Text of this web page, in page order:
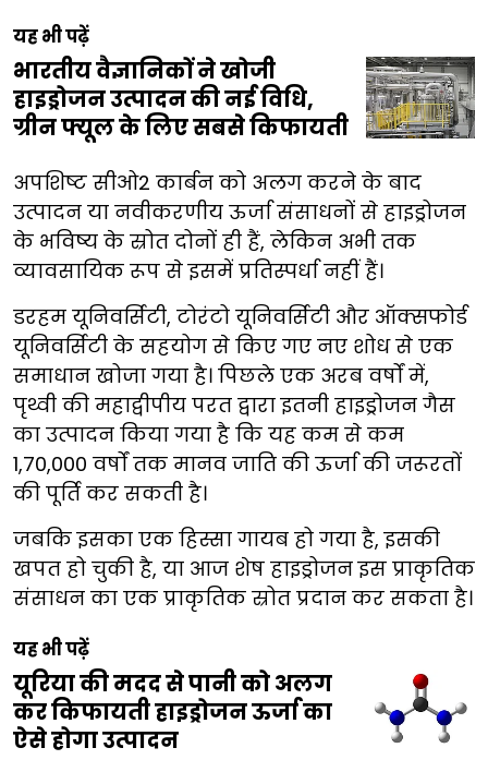
यह भी पढ़ें
भारतीय वैज्ञानिकों ने खोजी
हाइड्रोजन उत्पादन की नई विधि,
ग्रीन फ्यूल के लिए सबसे किफायती
अपशिष्ट सीओ2 कार्बन को अलग करने के बाद
उत्पादन या नवीकरणीय ऊर्जा संसाधनों से हाइड्रोजन
के भविष्य के स्रोत दोनों ही हैं, लेकिन अभी तक
व्यावसायिक रूप से इसमें प्रतिस्पर्धा नहीं हैं।
डरहम यूनिवर्सिटी, टोरंटो यूनिवर्सिटी और ऑक्सफोर्ड
यूनिवर्सिटी के सहयोग से किए गए नए शोध से एक
समाधान खोजा गया है। पिछले एक अरब वर्षों में,
पृथ्वी की महाद्वीपीय परत द्वारा इतनी हाइड्रोजन गैस
का उत्पादन किया गया है कि यह कम से कम
1,70,000 वर्षों तक मानव जाति की ऊर्जा की जरूरतों
की पूर्ति कर सकती है।
जबकि इसका एक हिस्सा गायब हो गया है, इसकी
खपत हो चुकी है, या आज शेष हाइड्रोजन इस प्राकृतिक
संसाधन का एक प्राकृतिक स्रोत प्रदान कर सकता है।
यह भी पढ़ें
यूरिया की मदद से पानी को अलग
कर किफायती हाइड्रोजन ऊर्जा का
ऐसे होगा उत्पादन